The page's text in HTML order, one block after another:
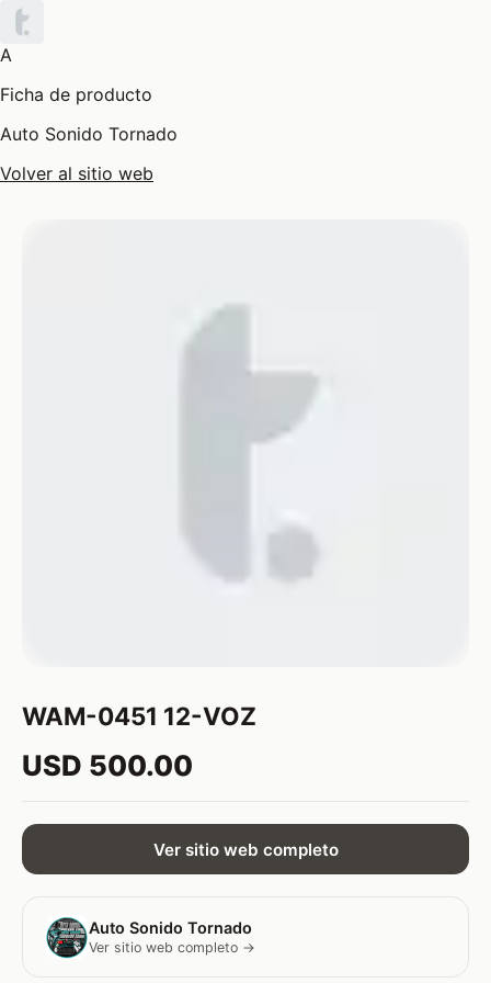
A
Ficha de producto
Auto Sonido Tornado
Volver al sitio web
WAM-0451 12-VOZ
USD 500.00
Ver sitio web completo
Auto Sonido Tornado
Ver sitio web completo →